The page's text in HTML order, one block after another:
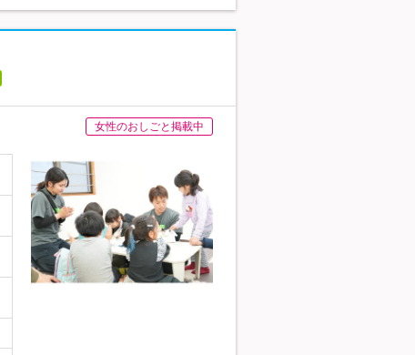
女性のおしごと掲載中